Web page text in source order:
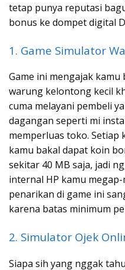
tetap punya reputasi
bonus ke dompet digital
1. Game Simulator
Game ini mengajak
warung kelontong kecil
cuma melayani pembeli
dagangan seperti mi
memperluas toko. Setiap
kamu bakal dapat koin
sekitar 40 MB saja, jadi
internal HP kamu
penarikan di game ini
karena batas minimum
2. Simulator Ojek
Siapa sih yang nggak